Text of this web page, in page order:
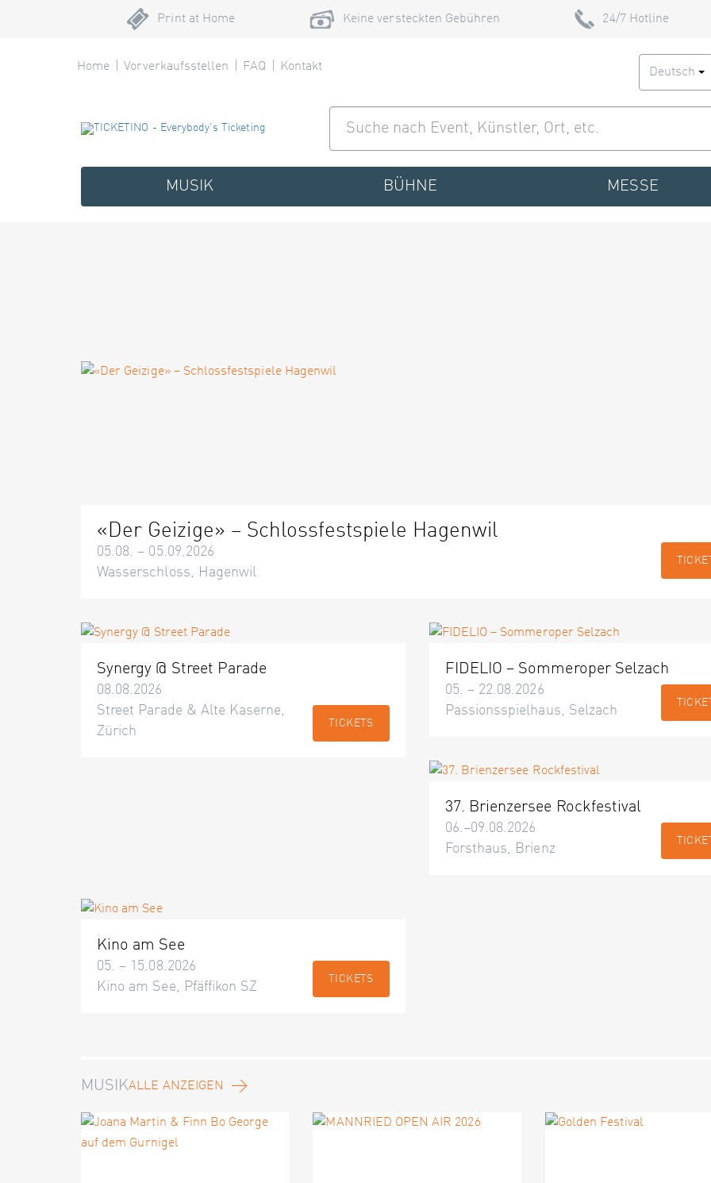
Print at Home Keine versteckten Gebühren 24/7 Hotline
Home Vorverkaufsstellen FAQ Kontakt Deutsch
MUSIK BÜHNE MESSE
«Der Geizige» – Schlossfestspiele Hagenwil
05.08. – 05.09.2026
Wasserschloss, Hagenwil
Synergy @ Street Parade
08.08.2026
Street Parade & Alte Kaserne,
Zürich
TICKETS
FIDELIO – Sommeroper Selzach
05. – 22.08.2026
Passionsspielhaus, Selzach
37. Brienzersee Rockfestival
06.–09.08.2026
Forsthaus, Brienz
Kino am See
05. – 15.08.2026
Kino am See, Pfäffikon SZ
TICKETS
MUSIKALLE ANZEIGEN